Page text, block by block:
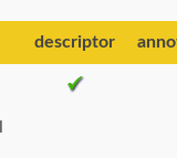
descriptor